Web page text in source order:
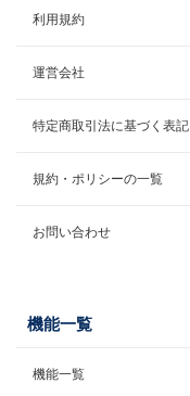
利用規約
運営会社
特定商取引法に基づく表記
規約・ポリシーの一覧
お問い合わせ
機能一覧
機能一覧